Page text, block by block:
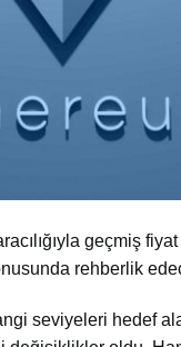
geçmiş
rehberlik
seviyeleri hedef